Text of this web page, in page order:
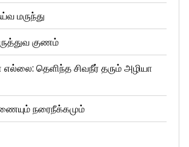
மருந்து
குணம்
தெளிந்த சிவநீர் தரும் அழியா
நரைநீக்கமும்